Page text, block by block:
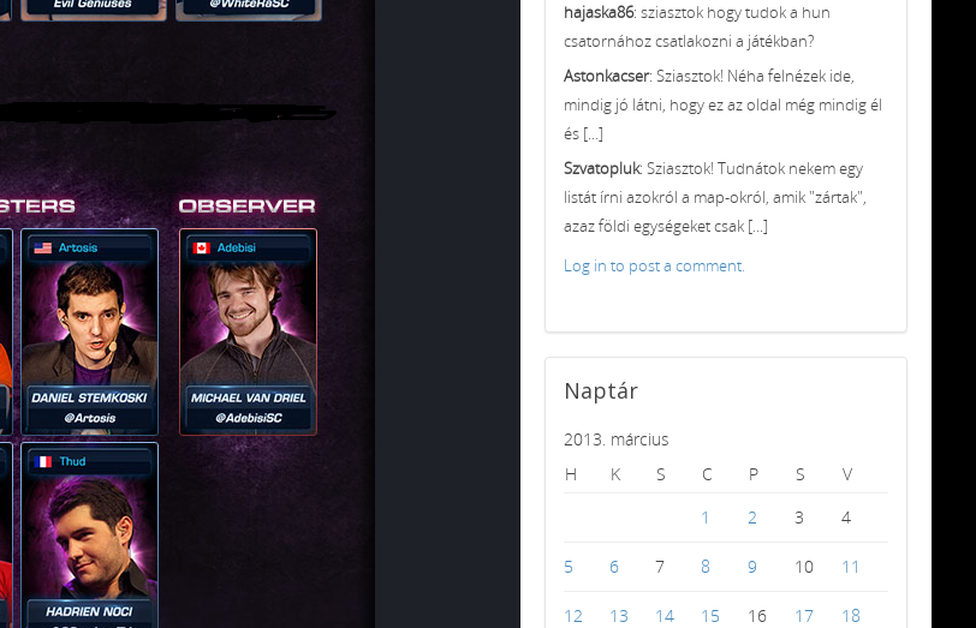
hajaska86: sziasztok hogy tudok a hun
csatornához csatlakozni a játékban?
Astonkacser: Sziasztok! Néha felnézek ide,
mindig jó látni, hogy ez az oldal még mindig él
és [...]
Szvatopluk: Sziasztok! Tudnátok nekem egy
listát írni azokról a map-okról, amik "zártak",
azaz földi egységeket csak [...]
Log in to post a comment.
Naptár
2013. március
H
K S C P S
V
1
2 3 4
5 6 7 8 9 10 11
12 13 14 15 16 17 18